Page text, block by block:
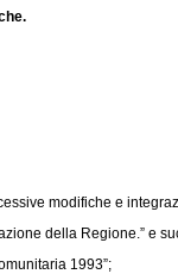
modifiche e
della Regione.” e
1993”;